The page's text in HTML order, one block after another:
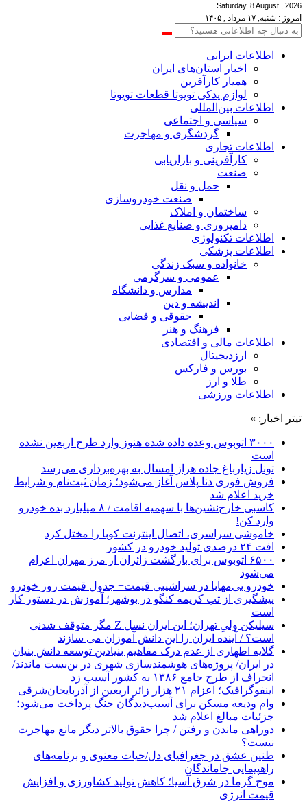
Saturday, 8 August , 2026
امروز : شنبه, ۱۷ مرداد , ۱۴۰۵
اطلاعات‌ ‎ایرانی
اخبار استان‌های ایران
همیار کارآفرین
لوازم یدکی تویوتا قطعات تویوتا
اطلاعات بین‌المللی
سیاسی و اجتماعی
گردشگری و مهاجرت
اطلاعات تجاری
کارآفرینی و بازاریابی
صنعت
حمل و نقل
صنعت خودروسازی
ساختمان و املاک
دامپروری و صنایع غذایی
اطلاعات تکنولوژی
اطلاعات پزشکی
خانواده و سبک زندگی
عمومی و سرگرمی
مدارس و دانشگاه
اندیشه و دین
حقوقی و قضایی
فرهنگ و هنر
اطلاعات مالی و اقتصادی
ارزدیجیتال
بورس و فارکس
طلا و ارز
اطلاعات ورزشی
تیتر اخبار: »
۳۰۰۰ اتوبوس وعده داده شده هنوز وارد طرح اربعین نشده
است
تونل زیارباغ جاده هراز امسال به بهره‌برداری می‌رسد
فروش فوری دنا پلاس آغاز می‌شود؛ زمان ثبت‌نام و شرایط
خرید اعلام شد
کاسبی خارج‌نشین‌ها با سهمیه اقامت / ۸ میلیارد بده خودرو
وارد کن!
خاموشی سراسری، اتصال اینترنت کوبا را مختل کرد
افت ۲۴ درصدی تولید خودرو در کشور
۶۵۰۰ اتوبوس برای بازگشت زائران از مرز مهران اعزام
می‌شود
خودرو بی‌مهابا در سراشیبی قیمت+ جدول قیمت روز خودرو
پیشگیری از تب کریمه کنگو در بوشهر؛ آموزش در دستور کار
است
سیلیکن ولیِ تهران؛ این ایران نسل Z مگر متوقف شدنی
است؟ / آینده ایران را این دانش آموزان می سازند
گلایه اطهاری از عدم درک مفاهیم بنیادین توسعه دانش بنیان
در ایران/ پروژه‌های هوشمندسازی شهری در بن‌بست ماندند/
انحراف از طرح جامع ۱۳۸۶ به کشور آسیب زد
اینفوگرافیک؛ اعزام ۲۱ هزار زائر اربعین از آذربایجان‌شرقی
وام ودیعه مسکن برای آسیب‌دیدگان جنگ پرداخت می‌شود؛
جزئیات مبالغ اعلام شد
دوراهی ماندن و رفتن / چرا حقوق بالاتر دیگر مانع مهاجرت
نیست؟
طنین عشق در جغرافیای دل/حیات معنوی و برنامه‌های
راهپیمایی جاماندگان
موج گرما در شرق آسیا؛ کاهش تولید کشاورزی و افزایش
قیمت انرژی